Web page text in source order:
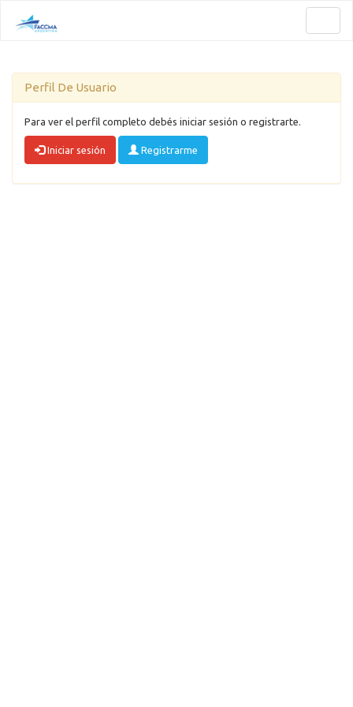
Perfil De Usuario
Para ver el perfil completo debés iniciar sesión o registrarte.
Iniciar sesión Registrarme